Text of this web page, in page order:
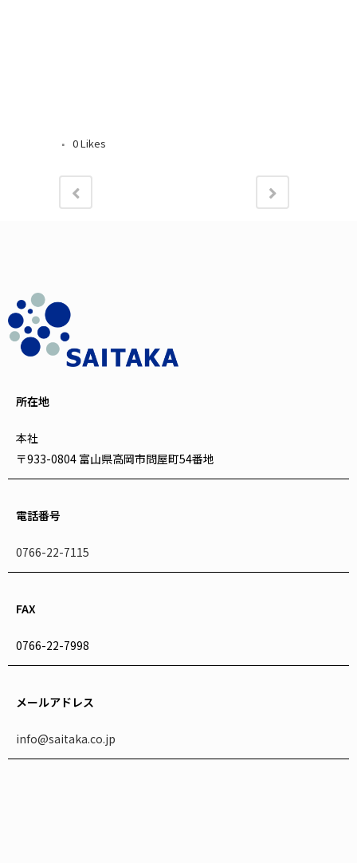
0Likes
所在地
本社
〒933-0804 富山県高岡市問屋町54番地
電話番号
0766-22-7115
FAX
0766-22-7998
メールアドレス
info@saitaka.co.jp